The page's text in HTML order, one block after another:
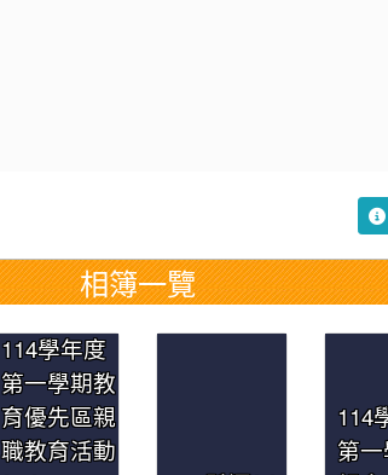
相簿一覽
114學年度
第一學期教
育優先區親
職教育活動
114
第